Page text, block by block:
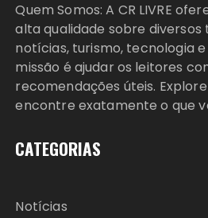
Quem Somos: A CR LIVRE
alta qualidade sobre diversos
notícias, turismo, tecnologia e
missão é ajudar os leitores
recomendações úteis.
encontre exatamente o que
CATEGORIAS
Notícias